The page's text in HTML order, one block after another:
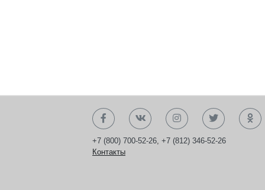
+7 (800) 700-52-26, +7 (812) 346-52-26
Контакты